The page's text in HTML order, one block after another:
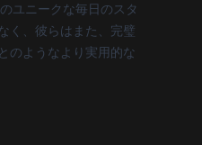
ユニークな毎日のスタ
く、彼らはまた、完璧
のようなより実用的な